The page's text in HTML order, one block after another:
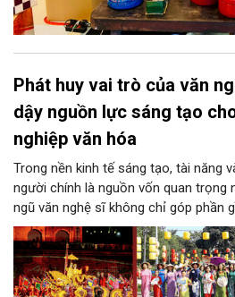
Phát huy vai trò của văn
dậy nguồn lực sáng tạo
nghiệp văn hóa
Trong nền kinh tế sáng tạo, tài năng
người chính là nguồn vốn quan trọng
ngũ văn nghệ sĩ không chỉ góp phần
mà còn giữ vai trò trung tâm trong
phẩm công nghiệp văn hóa có giá trị.
điều kiện để nguồn lực sáng tạo ấy
để Hà Nội khai thác hiệu quả tiềm